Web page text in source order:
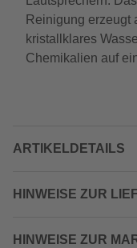
Reinigung erzeugt
kristallklares
Chemikalien auf
ARTIKELDETAILS
HINWEISE ZUR
HINWEISE ZUR